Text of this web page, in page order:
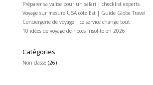
Préparer sa valise pour un safari | checklist experts
Voyage sur mesure USA côte Est | Guide Globe Travel
Conciergerie de voyage | ce service change tout
10 idées de voyage de noces insolite en 2026
Catégories
Non classé(26)